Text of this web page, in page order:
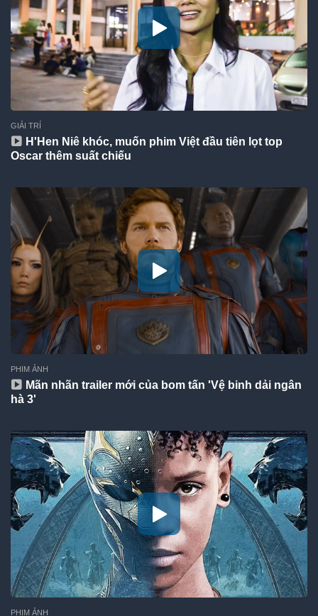
GIẢI TRÍ
H'Hen Niê khóc, muốn phim Việt đầu tiên lọt top
Oscar thêm suất chiếu
PHIM ẢNH
Mãn nhãn trailer mới của bom tấn 'Vệ binh dải ngân
hà 3'
PHIM ẢNH